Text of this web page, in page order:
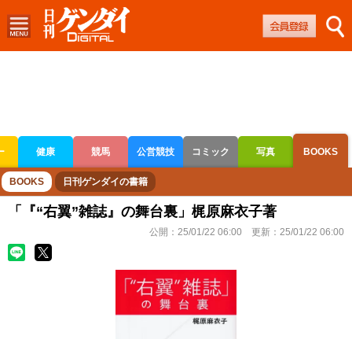
健康 競馬 公営競技 コミック 写真 BOOKS
ボートレース 競輪 オートレース
BOOKS 日刊ゲンダイの書籍
「『“右翼”雑誌』の舞台裏」梶原麻衣子著
公開： 25/01/22 06:00 更新： 25/01/22 06:00